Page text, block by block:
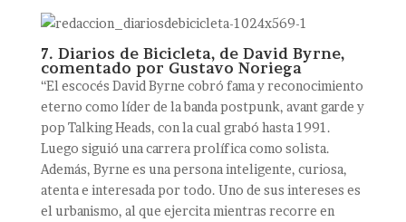
7. Diarios de Bicicleta, de David Byrne,
comentado por Gustavo Noriega
“El escocés David Byrne cobró fama y reconocimiento
eterno como líder de la banda postpunk, avant garde y
pop Talking Heads, con la cual grabó hasta 1991.
Luego siguió una carrera prolífica como solista.
Además, Byrne es una persona inteligente, curiosa,
atenta e interesada por todo. Uno de sus intereses es
el urbanismo, al que ejercita mientras recorre en